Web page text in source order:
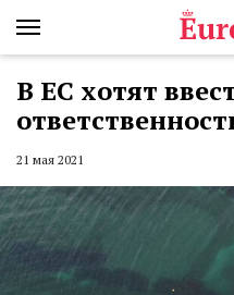
В ЕС хотят
21 мая 2021